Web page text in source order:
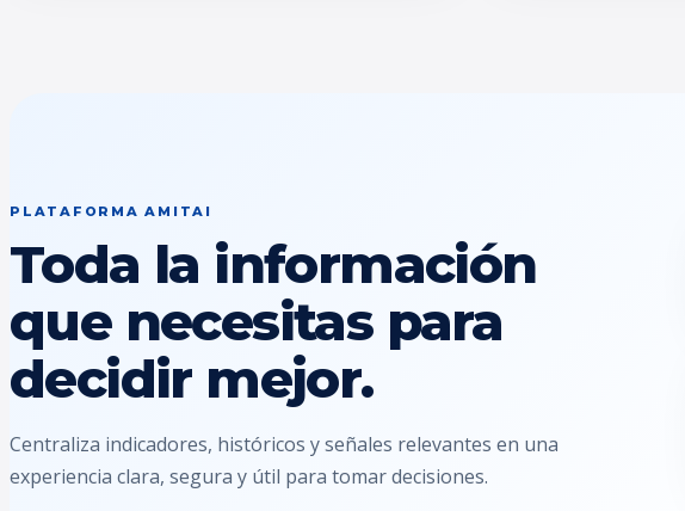
PLATAFORMA AMITAI
Toda la información
que necesitas para
decidir mejor.
Centraliza indicadores, históricos y señales relevantes en una
experiencia clara, segura y útil para tomar decisiones.